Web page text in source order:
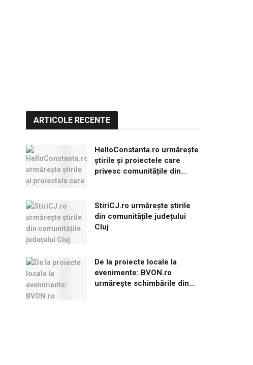
ARTICOLE RECENTE
HelloConstanta.ro urmărește
știrile și proiectele care
privesc comunitățile din
StiriCJ.ro urmărește știrile
din comunitățile județului
Cluj
De la proiecte locale la
evenimente: BVON.ro
urmărește schimbările din